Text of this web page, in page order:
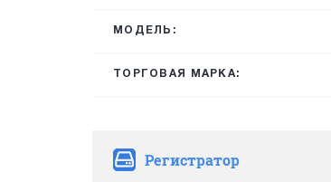
МОДЕЛЬ:
ТОРГОВАЯ МАРКА:
Регистратор